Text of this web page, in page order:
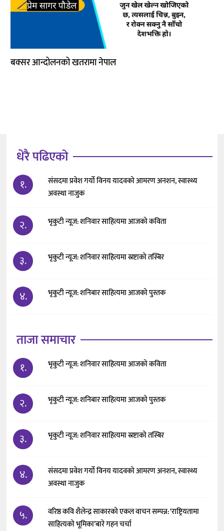
बक्सर आन्दोलनको खतरामा नेपाल
धेरै पढिएको
१.
संसदमा प्रवेश गर्यो विनय यादवको आमरण अनशन, स्वास्थ्य
अवस्था नाजुक
२. भृकुटी न्यूज: शनिवार साहित्यमा आजको कविता
३. भृकुटी न्यूज: शनिवार साहित्यमा स्रष्टाको तस्बिर
४. भृकुटी न्यूज: शनिबार साहित्यमा आजको पुस्तक
ताजा समाचार
१. भृकुटी न्यूज: शनिवार साहित्यमा आजको कविता
२. भृकुटी न्यूज: शनिबार साहित्यमा आजको पुस्तक
३. भृकुटी न्यूज: शनिवार साहित्यमा स्रष्टाको तस्बिर
४.
संसदमा प्रवेश गर्यो विनय यादवको आमरण अनशन, स्वास्थ्य
अवस्था नाजुक
५.
वरिष्ठ कवि शैलेन्द्र साकारको एकल वाचन सम्पन्न: ‘राष्ट्रियतामा
साहित्यको भूमिका’बारे गहन चर्चा